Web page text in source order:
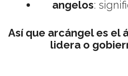
angelos:
Así que arcángel es el
lidera o